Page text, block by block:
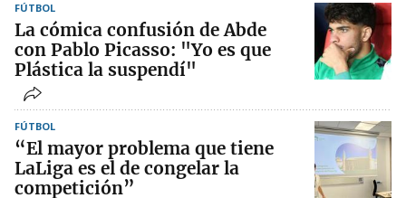
FÚTBOL
La cómica confusión de Abde
con Pablo Picasso: "Yo es que
Plástica la suspendí"
FÚTBOL
“El mayor problema que tiene
LaLiga es el de congelar la
competición”